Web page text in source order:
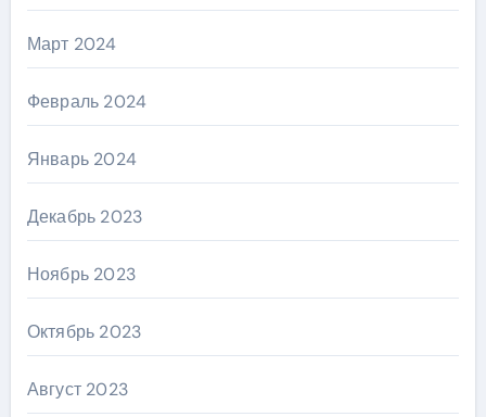
Март 2024
Февраль 2024
Январь 2024
Декабрь 2023
Ноябрь 2023
Октябрь 2023
Август 2023